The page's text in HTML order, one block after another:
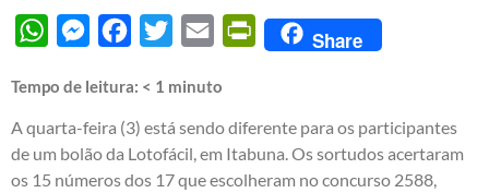
WhatsAppMessengerFacebook
Twitter Email PrintFriendly
Share
Tempo de leitura: < 1 minuto
A quarta-feira (3) está sendo diferente para os participantes
de um bolão da Lotofácil, em Itabuna. Os sortudos acertaram
os 15 números dos 17 que escolheram no concurso 2588,